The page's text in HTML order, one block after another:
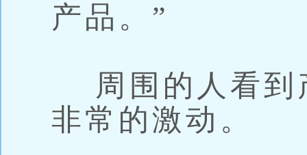
产品。”
周围的人看到
非常的激动。